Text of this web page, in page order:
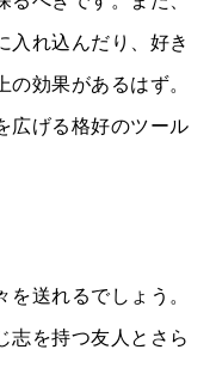
入れ込んだり、好き
効果があるはず。
広げる格好のツール
送れるでしょう。
志を持つ友人とさら